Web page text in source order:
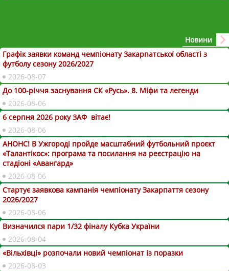
Новини
Графік заявки команд чемпіонату Закарпатської області з
футболу сезону 2026/2027
2026-08-07
До 100-річчя заснування СК «Русь». 8. Міфи та легенди
2026-08-06
6 серпня 2026 року ЗАФ вітає!
2026-08-06
АНОНС! В Ужгороді пройде масштабний футбольний проєкт
«Талантікос»: програма та посилання на реєстрацію на
стадіоні «Авангард»
2026-08-06
Стартує заявкова кампанія чемпіонату Закарпаття сезону
2026/2027
2026-08-06
Визначился пари 1/32 фіналу Кубка України
2026-08-04
«Вільхівці» розпочали новий чемпіонат із поразки
2026-08-03